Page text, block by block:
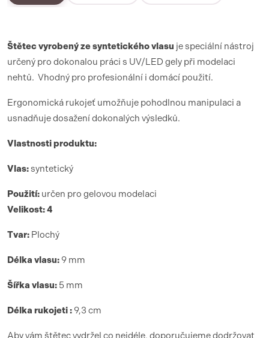
Štětec vyrobený ze syntetického vlasu je speciální nástroj
určený pro dokonalou práci s UV/LED gely při modelaci
nehtů. Vhodný pro profesionální i domácí použití.
Ergonomická rukojeť umožňuje pohodlnou manipulaci a
usnadňuje dosažení dokonalých výsledků.
Vlastnosti produktu:
Vlas:syntetický
Použití: určen pro gelovou modelaci
Velikost: 4
Tvar: Plochý
Délka vlasu: 9 mm
Šířka vlasu: 5 mm
Délka rukojeti : 9,3 cm
Aby vám štětec vydržel co nejdéle, doporučujeme dodržovat